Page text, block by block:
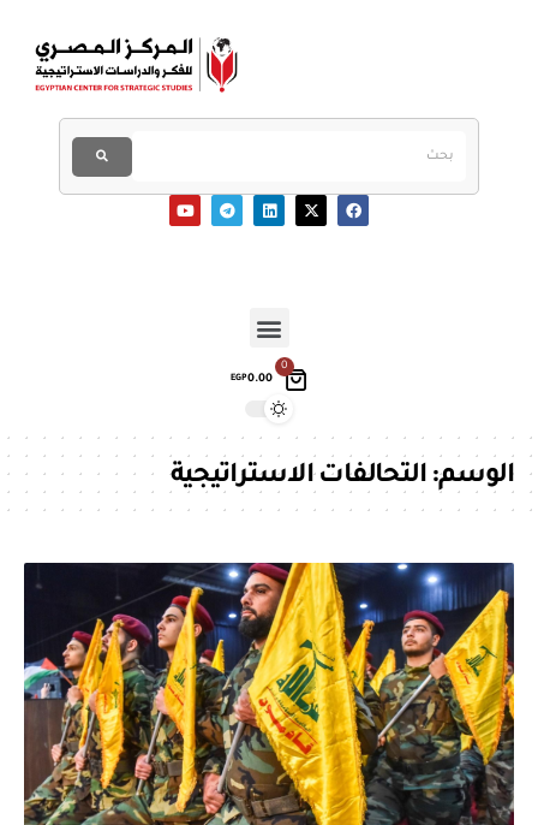
0
EGP0.00
الوسم:التحالفات الاستراتيجية